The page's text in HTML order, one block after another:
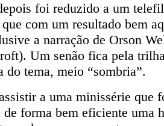
foi reduzido a um
com um resultado bem
a narração de Orson
Um senão fica pela
do tema, meio “sombria”.
a uma minissérie que
forma bem eficiente uma